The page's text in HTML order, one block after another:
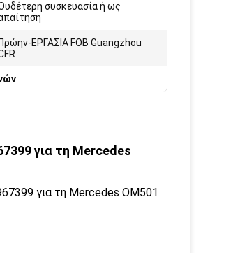
συσκευασία ή ως
Πρώην-ΕΡΓΑΣΙΑ FOB Guangzhou
για τη Mercedes
για τη Mercedes OM501